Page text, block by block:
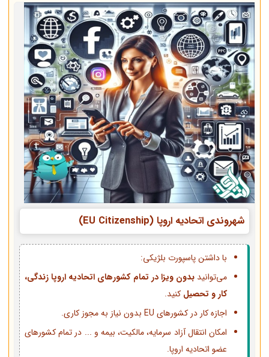
شهروندی اتحادیه اروپا (EU Citizenship)
با داشتن پاسپورت بلژیکی:
می‌توانیدبدون ویزا در تمام کشورهای اتحادیه اروپا زندگی،
کار و تحصیل کنید.
اجازه کار در کشورهای EU بدون نیاز به مجوز کاری.
امکان انتقال آزاد سرمایه، مالکیت، بیمه و ... در تمام کشورهای
عضو اتحادیه اروپا.